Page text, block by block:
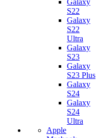
Galaxy
S22
Galaxy
S22
Ultra
Galaxy
S23
Galaxy
S23 Plus
Galaxy
S24
Galaxy
S24
Ultra
Apple